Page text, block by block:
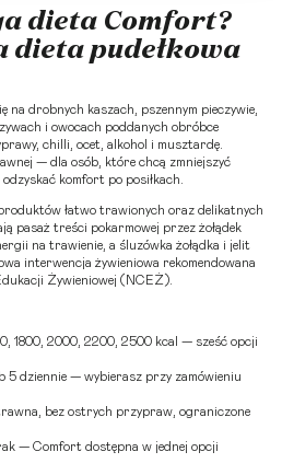
dieta Comfort?
pudełkowa
na drobnych kaszach, pszennym pieczywie,
i owocach poddanych obróbce
chilli, ocet, alkohol i musztardę.
— dla osób, które chcą zmniejszyć
komfort po posiłkach.
łatwo trawionych oraz delikatnych
pasaż treści pokarmowej przez żołądek
na trawienie, a śluzówka żołądka i jelit
interwencja żywieniowa rekomendowana
Żywieniowej (NCEŻ)
1800, 2000, 2200, 2500 kcal — sześć opcji
5 dziennie — wybierasz przy zamówieniu
bez ostrych przypraw, ograniczone
— Comfort dostępna w jednej opcji